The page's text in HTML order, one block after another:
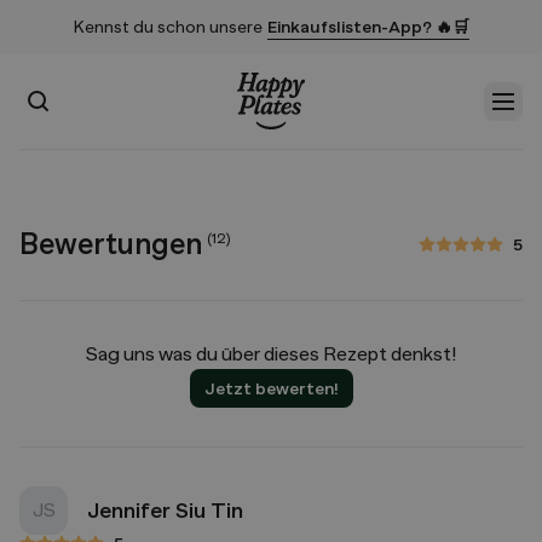
Kennst du schon unsere Einkaufslisten-App? 🔥🛒
Suchen
Bewertungen (12) 5
5 von 5 Sternen
Sag uns was du über dieses Rezept denkst!
Jetzt bewerten!
JS Jennifer Siu Tin